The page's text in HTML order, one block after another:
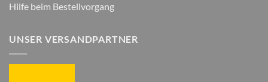
Hilfe beim Bestellvorgang
UNSER VERSANDPARTNER